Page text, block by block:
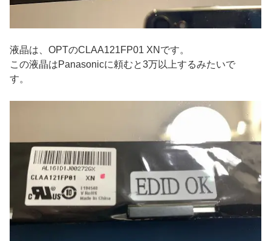
液晶は、OPTのCLAA121FP01 XNです。
この液晶はPanasonicに頼むと3万以上するみたいで
す。